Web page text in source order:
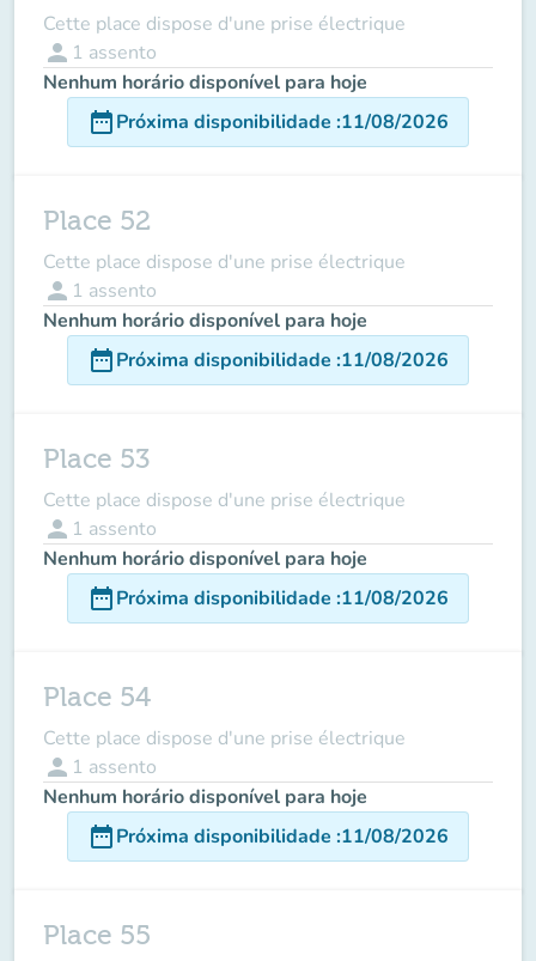
Cette place dispose d'une prise électrique
person 1 assento
Nenhum horário disponível para hoje
date_rangePróxima disponibilidade :11/08/2026
Place 52
Cette place dispose d'une prise électrique
person 1 assento
Nenhum horário disponível para hoje
date_rangePróxima disponibilidade :11/08/2026
Place 53
Cette place dispose d'une prise électrique
person 1 assento
Nenhum horário disponível para hoje
date_rangePróxima disponibilidade :11/08/2026
Place 54
Cette place dispose d'une prise électrique
person 1 assento
Nenhum horário disponível para hoje
date_rangePróxima disponibilidade :11/08/2026
Place 55